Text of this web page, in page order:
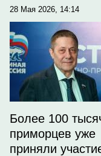
28 Мая 2026, 14:14
Более 100
приморцев уже
приняли